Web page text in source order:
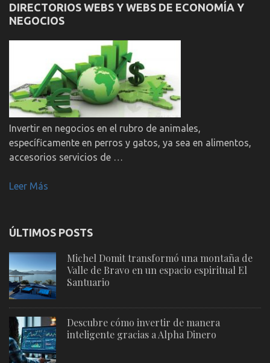
DIRECTORIOS WEBS Y WEBS DE ECONOMÍA Y
NEGOCIOS
Invertir en negocios en el rubro de animales,
específicamente en perros y gatos, ya sea en alimentos,
accesorios servicios de …
Leer Más
ÚLTIMOS POSTS
Michel Domit transformó una montaña de
Valle de Bravo en un espacio espiritual El
Santuario
Descubre cómo invertir de manera
inteligente gracias a Alpha Dinero